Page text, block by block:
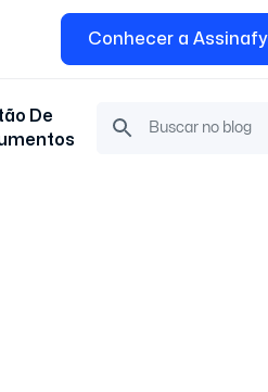
Conhecer a Assinafy
De